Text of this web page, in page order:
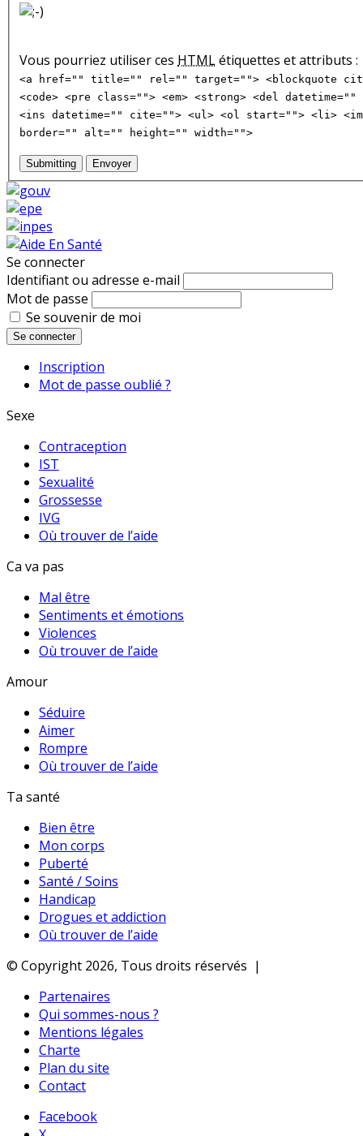
Vous pourriez utiliser ces HTMLétiquettes et attributs :
<a href="" title="" rel="" target=""> <blockquote
<code> <pre class=""> <em> <strong> <del
<ins datetime="" cite=""> <ul> <ol start=""> <li>
border="" alt="" height="" width="">
Submitting Envoyer
Se connecter
Identifiant ou adresse e-mail
Mot de passe
Se souvenir de moi
Se connecter
Inscription
Mot de passe oublié ?
Sexe
Contraception
IST
Sexualité
Grossesse
IVG
Où trouver de l’aide
Ca va pas
Mal être
Sentiments et émotions
Violences
Où trouver de l’aide
Amour
Séduire
Aimer
Rompre
Où trouver de l’aide
Ta santé
Bien être
Mon corps
Puberté
Santé / Soins
Handicap
Drogues et addiction
Où trouver de l’aide
© Copyright 2026, Tous droits réservés |
Partenaires
Qui sommes-nous ?
Mentions légales
Charte
Plan du site
Contact
Facebook